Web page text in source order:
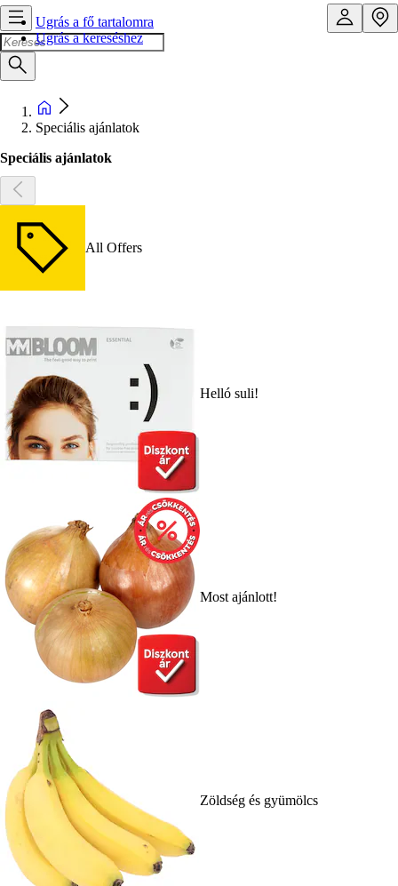
Ugrás a fő tartalomra
Ugrás a kereséshez
Speciális ajánlatok
Speciális ajánlatok
All Offers
Helló suli!
Most ajánlott!
Zöldség és gyümölcs